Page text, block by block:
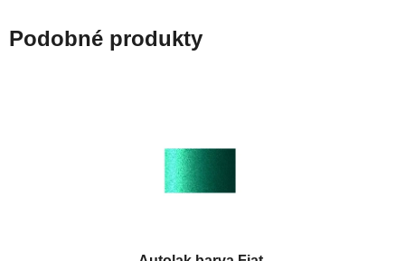
Podobné produkty